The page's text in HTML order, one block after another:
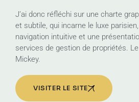
J’ai donc réfléchi sur une charte
et subtile, qui incarne le luxe
navigation intuitive et une
services de gestion de propriétés.
Mickey.
VISITER LE SITE